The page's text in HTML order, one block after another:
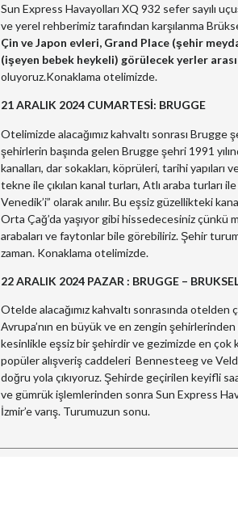
Sun Express Havayolları XQ 932 sefer sayılı
ve yerel rehberimiz tarafından karşılanma
Çin ve Japon evleri, Grand Place (şehir
(işeyen bebek heykeli) görülecek yerler
oluyoruz.Konaklama otelimizde.
21 ARALIK 2024 CUMARTESİ: BRUGGE
Otelimizde alacağımız kahvaltı sonrası
şehirlerin başında gelen Brugge şehri 1991
kanalları, dar sokakları, köprüleri, tarihi yapıları
tekne ile çıkılan kanal turları, Atlı araba
Venedik’i” olarak anılır. Bu eşsiz güzellikteki
Orta Çağ’da yaşıyor gibi hissedecesiniz çünkü
arabaları ve faytonlar bile görebiliriz. Şehir
zaman. Konaklama otelimizde.
22 ARALIK 2024 PAZAR : BRUGGE –
Otelde alacağımız kahvaltı sonrasında otelden
Avrupa’nın en büyük ve en zengin
kesinlikle eşsiz bir şehirdir ve gezimizde en çok
popüler alışveriş caddeleri Bennesteeg ve
doğru yola çıkıyoruz. Şehirde geçirilen keyifli
ve gümrük işlemlerinden sonra Sun Express
İzmir’e varış. Turumuzun sonu.